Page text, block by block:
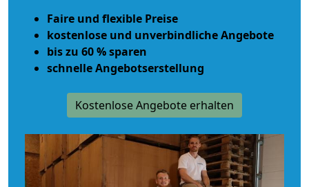
Faire und flexible Preise
kostenlose und unverbindliche Angebote
bis zu 60 % sparen
schnelle Angebotserstellung
Kostenlose Angebote erhalten